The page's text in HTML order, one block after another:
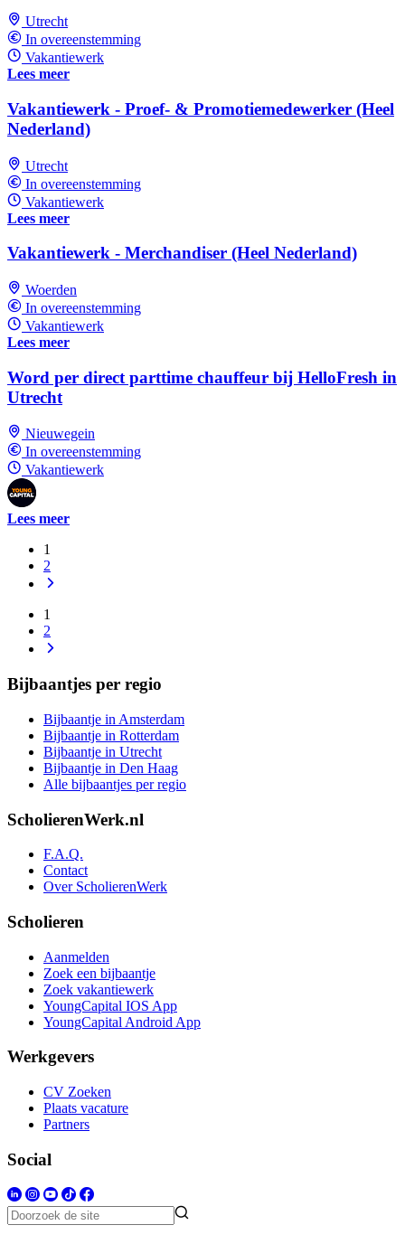
Utrecht
In overeenstemming
Vakantiewerk
Lees meer
Vakantiewerk - Proef- & Promotiemedewerker (Heel
Nederland)
Utrecht
In overeenstemming
Vakantiewerk
Lees meer
Vakantiewerk - Merchandiser (Heel Nederland)
Woerden
In overeenstemming
Vakantiewerk
Lees meer
Word per direct parttime chauffeur bij HelloFresh in
Utrecht
Nieuwegein
In overeenstemming
Vakantiewerk
Lees meer
1
2
1
2
Bijbaantjes per regio
Bijbaantje in Amsterdam
Bijbaantje in Rotterdam
Bijbaantje in Utrecht
Bijbaantje in Den Haag
Alle bijbaantjes per regio
ScholierenWerk.nl
F.A.Q.
Contact
Over ScholierenWerk
Scholieren
Aanmelden
Zoek een bijbaantje
Zoek vakantiewerk
YoungCapital IOS App
YoungCapital Android App
Werkgevers
CV Zoeken
Plaats vacature
Partners
Social